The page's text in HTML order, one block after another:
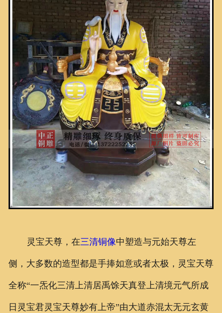
灵宝天尊，在三清铜像中塑造与元始天尊左
侧，大多数的造型都是手捧如意或者太极，灵宝天尊
全称“一炁化三清上清居禹馀天真登上清境元气所成
日灵宝君灵宝天尊妙有上帝”由大道赤混太无元玄黄